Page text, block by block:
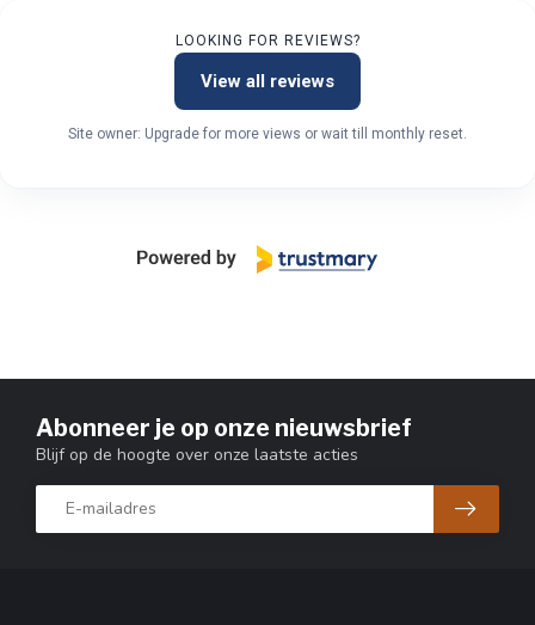
LOOKING FOR REVIEWS?
View all reviews
Site owner: Upgrade for more views or wait till monthly reset.
Abonneer je op onze nieuwsbrief
Blijf op de hoogte over onze laatste acties